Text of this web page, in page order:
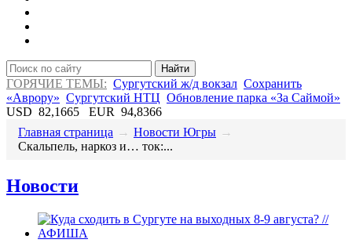
Найти
ГОРЯЧИЕ ТЕМЫ: Сургутский ж/д вокзал Сохранить
«Аврору» Сургутский НТЦ Обновление парка «За Саймой»
USD 82,1665 EUR 94,8366
Главная страница → Новости Югры →
​Скальпель, наркоз и… ток:...
Новости